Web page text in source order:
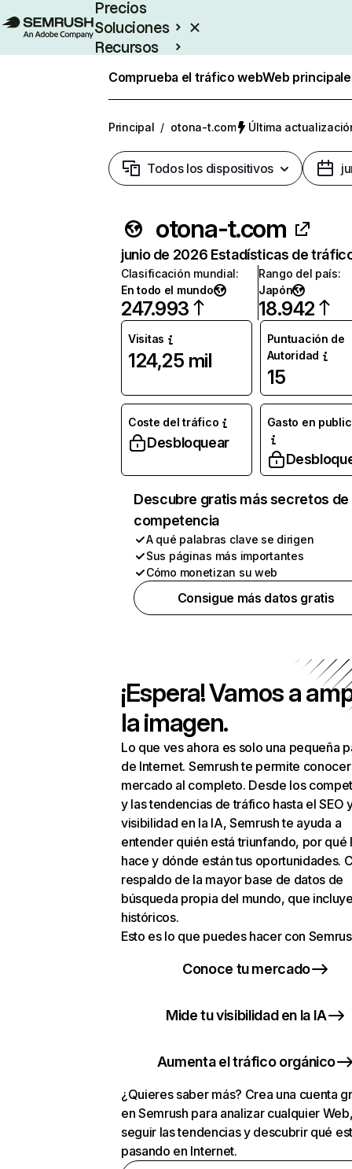
Precios
Soluciones
Recursos
Comprueba el tráfico webWeb
Principal / otona-t.com Última
Todos los dispositivos
otona-t.com
junio de 2026 Estadísticas de
Clasificación mundial:
En todo el mundo
247.993
Rango del país:
Japón
18.942
Visitas
124,25 mil
Puntuación de
Autoridad
15
Coste del tráfico
Desbloquear
Gasto en
Descubre gratis más secretos de
competencia
A qué palabras clave se dirigen
Sus páginas más importantes
Cómo monetizan su web
Consigue más datos gratis
¡Espera! Vamos a
la imagen.
Lo que ves ahora es solo una pequeña
de Internet. Semrush te permite
mercado al completo. Desde los
y las tendencias de tráfico hasta el SEO
visibilidad en la IA, Semrush te ayuda a
entender quién está triunfando, por qué
hace y dónde están tus oportunidades.
respaldo de la mayor base de datos de
búsqueda propia del mundo, que
históricos.
Esto es lo que puedes hacer con
Conoce tu mercado
Mide tu visibilidad en la IA
Aumenta el tráfico orgánico
¿Quieres saber más? Crea una cuenta
en Semrush para analizar cualquier
seguir las tendencias y descubrir qué
pasando en Internet.